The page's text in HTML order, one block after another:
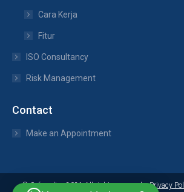
Cara Kerja
Fitur
ISO Consultancy
Risk Management
Contact
Make an Appointment
© Safepedia - 2021 All rights reserved.Privacy